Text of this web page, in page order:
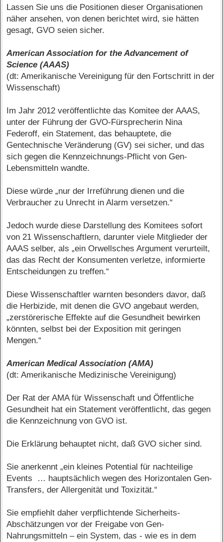
Lassen Sie uns die Positionen dieser Organisationen
näher ansehen, von denen berichtet wird, sie hätten
gesagt, GVO seien sicher.
American Association for the Advancement of
Science (AAAS)
(dt: Amerikanische Vereinigung für den Fortschritt in der
Wissenschaft)
Im Jahr 2012 veröffentlichte das Komitee der AAAS,
unter der Führung der GVO-Fürsprecherin Nina
Federoff, ein Statement, das behauptete, die
Gentechnische Veränderung (GV) sei sicher, und das
sich gegen die Kennzeichnungs-Pflicht von Gen-
Lebensmitteln wandte.
Diese würde „nur der Irreführung dienen und die
Verbraucher zu Unrecht in Alarm versetzen.“
Jedoch wurde diese Darstellung des Komitees sofort
von 21 Wissenschaftlern, darunter viele Mitglieder der
AAAS selber, als „ein Orwellsches Argument verurteilt,
das das Recht der Konsumenten verletze, informierte
Entscheidungen zu treffen.“
Diese Wissenschaftler warnten besonders davor, daß
die Herbizide, mit denen die GVO angebaut werden,
„zerstörerische Effekte auf die Gesundheit bewirken
könnten, selbst bei der Exposition mit geringen
Mengen.“
American Medical Association (AMA)
(dt: Amerikanische Medizinische Vereinigung)
Der Rat der AMA für Wissenschaft und Öffentliche
Gesundheit hat ein Statement veröffentlicht, das gegen
die Kennzeichnung von GVO ist.
Die Erklärung behauptet nicht, daß GVO sicher sind.
Sie anerkennt „ein kleines Potential für nachteilige
Events … hauptsächlich wegen des Horizontalen Gen-
Transfers, der Allergenität und Toxizität.“
Sie empfiehlt daher verpflichtende Sicherheits-
Abschätzungen vor der Freigabe von Gen-
Nahrungsmitteln – ein System, das - wie es in dem